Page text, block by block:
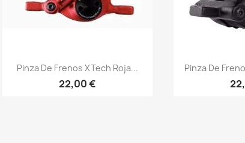
Vista rápida
Pinza De Frenos XTech Roja...
22,00 €

Pinza De